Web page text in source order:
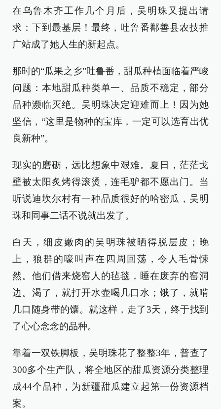
在乌鲁木齐工作几个月后，吴明珠又提出请
求：下到最基层！最终，吐鲁番鄯善县农技推
广站成了她人生的新起点。
那时的“瓜果之乡”吐鲁番，甜瓜种植面临着严峻
问题：本地甜瓜种类单一、品质不稳定，部分
品种濒临灭绝。吴明珠决定迎难而上！因为她
坚信，“这里是物种的宝库，一定可以选育出优
良新种”。
现实的磨砺，远比想象中艰难。夏日，茫茫戈
壁被太阳炙烤得滚烫，连毛驴都不愿出门。当
听说迪坎尔村有一种品质很好的哈密瓜，吴明
珠和同事二话不说就出发了。
白天，细皮嫩肉的吴明珠被晒得脱层皮；晚
上，狼群的嚎叫声在四周回荡，令人毛骨悚
然。他们借来烧窑人的毡毯，睡在废弃的窑洞
边。渴了，就打开水壶喝几口水；饿了，就啃
几口随身带的馕。就这样，走了3天，终于找到
了心心念念的品种。
靠着一双铁脚板，吴明珠花了整整3年，普查了
300多个生产队，将全地区的甜瓜资源分类整理
成44个品种，为新疆甜瓜建立起第一份资源档
案。